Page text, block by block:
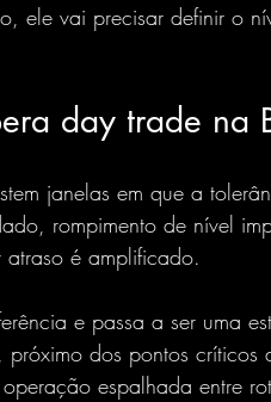
ele vai precisar definir o
day trade na
janelas em que a
rompimento de nível
atraso é amplificado.
e passa a ser uma
dos pontos críticos
espalhada entre